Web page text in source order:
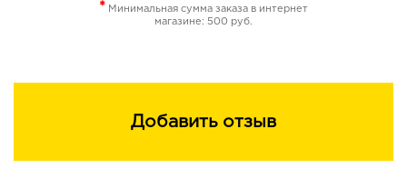
* Минимальная сумма заказа в интернет
магазине: 500 руб.
Добавить отзыв